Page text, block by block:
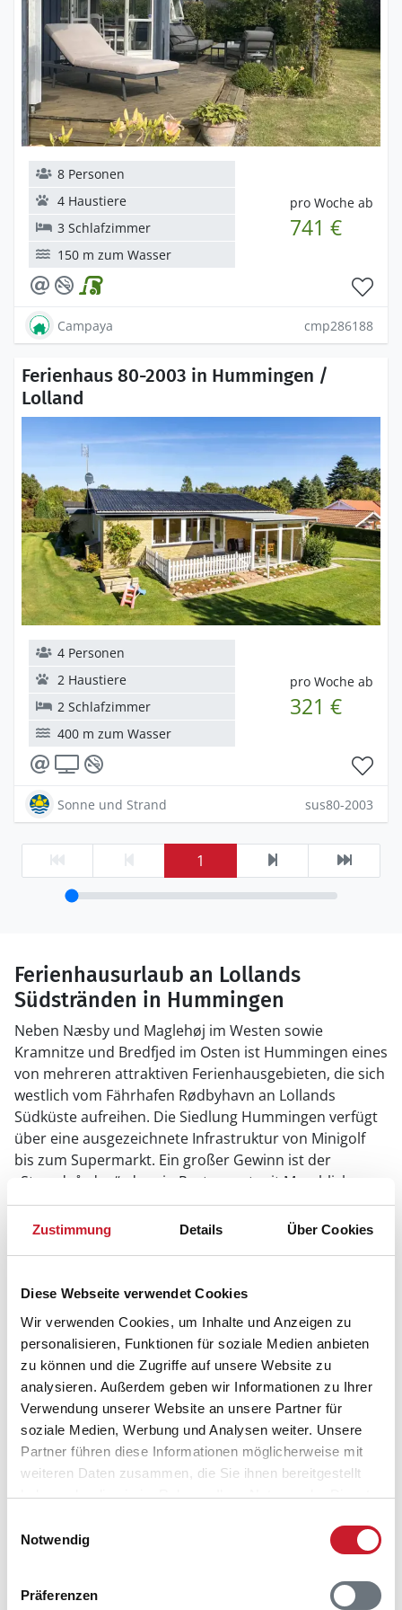
Zustimmung Details Über Cookies
Diese Webseite verwendet Cookies
Wir verwenden Cookies, um Inhalte und Anzeigen zu
personalisieren, Funktionen für soziale Medien anbieten
zu können und die Zugriffe auf unsere Website zu
analysieren. Außerdem geben wir Informationen zu Ihrer
Verwendung unserer Website an unsere Partner für
soziale Medien, Werbung und Analysen weiter. Unsere
Partner führen diese Informationen möglicherweise mit
weiteren Daten zusammen, die Sie ihnen bereitgestellt
haben oder die sie im Rahmen Ihrer Nutzung der Dienste
Notwendig
Präferenzen
pro Woche ab
741 €
8 Personen
4 Haustiere
3 Schlafzimmer
150 m zum Wasser
Campaya cmp286188
Ferienhaus 80-2003 in Hummingen /
Lolland
pro Woche ab
321 €
4 Personen
2 Haustiere
2 Schlafzimmer
400 m zum Wasser
Sonne und Strand sus80-2003
1
Ferienhausurlaub an Lollands
Südstränden in Hummingen
Neben Næsby und Maglehøj im Westen sowie
Kramnitze und Bredfjed im Osten ist Hummingen eines
von mehreren attraktiven Ferienhausgebieten, die sich
westlich vom Fährhafen Rødbyhavn an Lollands
Südküste aufreihen. Die Siedlung Hummingen verfügt
über eine ausgezeichnete Infrastruktur von Minigolf
bis zum Supermarkt. Ein großer Gewinn ist der
„Strandgården“, der ein Restaurant mit Meerblick,
Terrasse, Sandwichbar und Eisverkauf vereint. Die
hiesige Küste lockt nicht nur Badelustige und
nach Hornhechten Ausschau halten.
Radtouren ab Hummingen im Süden
Lollands
Der Nationalradweg 8 verläuft auf dem Deich an
Lollands Südküste. Ausflugsziele im Westen sind die
Wälder Lindelse Skov und Vindeholme Skov, die sich
für Spaziergang und Picknick empfehlen, und das
Vogelreservat bei Næsby Strand, wo viele Greifvögel zu
Kramnitze
Rødbyhavn die Baustelle der neuen Tunnelverbindung
nach Fehmarn inspizieren. Bei starkem Gegenwind
Landeinwärts ist bei der Kirche von Tillitse Lollands